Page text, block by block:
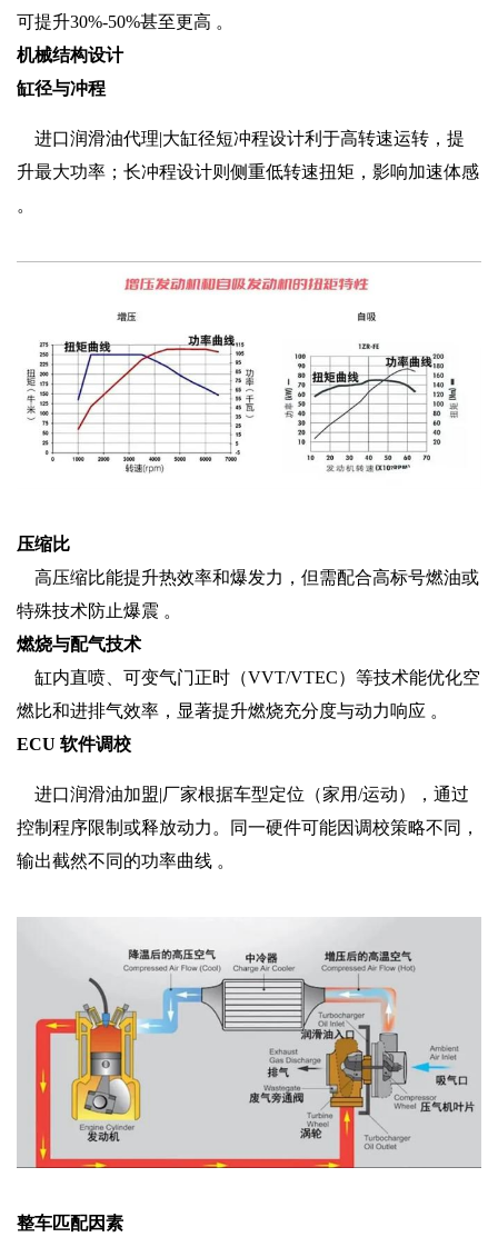
可提升30%-50%甚至更高 。
‌机械结构设计‌
‌缸径与冲程‌
进口润滑油代理|大缸径短冲程设计利于高转速运转，提
升最大功率；长冲程设计则侧重低转速扭矩，影响加速体感
。
‌压缩比‌
高压缩比能提升热效率和爆发力，但需配合高标号燃油或
特殊技术防止爆震 。
‌燃烧与配气技术‌
缸内直喷、可变气门正时（VVT/VTEC）等技术能优化空
燃比和进排气效率，显著提升燃烧充分度与动力响应 。
‌ECU 软件调校‌
进口润滑油加盟|厂家根据车型定位（家用/运动），通过
控制程序限制或释放动力。同一硬件可能因调校策略不同，
输出截然不同的功率曲线 。
‌整车匹配因素‌